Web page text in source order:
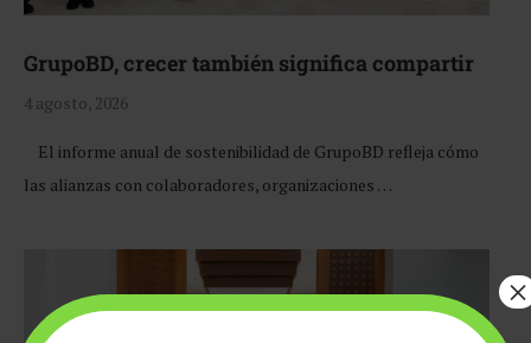
GrupoBD, crecer también significa compartir
4 agosto, 2026
El informe anual de sostenibilidad de GrupoBD refleja cómo
las alianzas con colaboradores, organizaciones …
×